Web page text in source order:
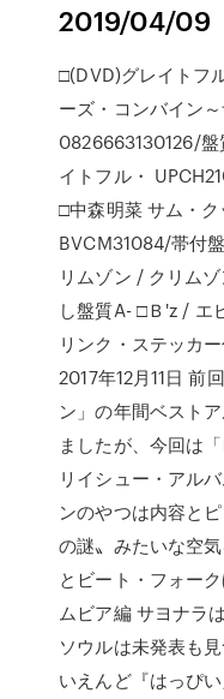
2019/04/09
□(DVD)グレイトフ
ーズ・コンバイン
0826663130126/
イトフル・
□中森明菜 サム・
BVCM31084/帯付
リムゾン / クリム
し盤質A- □Ｂ'z / エ
リンク・ステッカ
2017年12月11日 前
ン」の年間ベスト
ましたが、今回は
リイシュー・アル
ンのやつは内容と
の謎〟みたいな空
とビート・フォー
ムビア編 サヨナラ
ソウルは未発表も
いえんど『はっぴ